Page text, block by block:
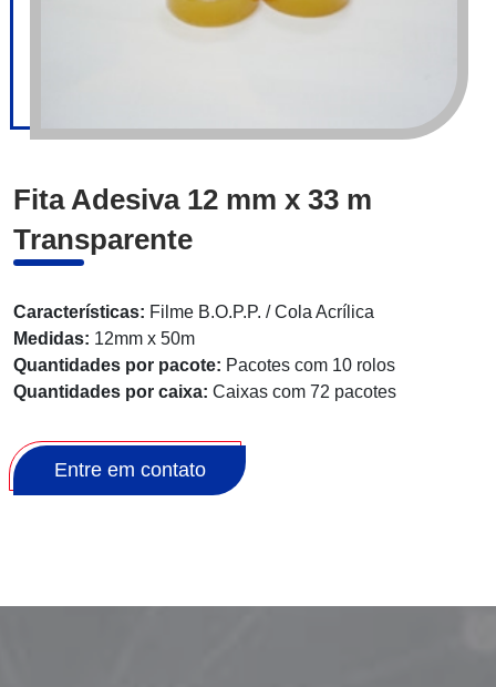
Fita Adesiva 12 mm x 33 m
Transparente
Características: Filme B.O.P.P. / Cola Acrílica
Medidas: 12mm x 50m
Quantidades por pacote: Pacotes com 10 rolos
Quantidades por caixa: Caixas com 72 pacotes
Entre em contato